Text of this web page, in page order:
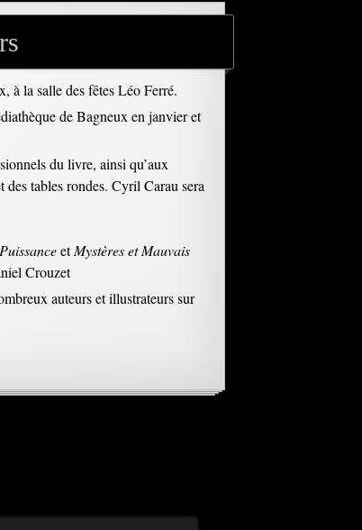
à la salle des fêtes Léo Ferré.
de Bagneux en janvier et
du livre, ainsi qu’aux
des tables rondes. Cyril Carau sera
etMystères et Mauvais
Crouzet
auteurs et illustrateurs sur